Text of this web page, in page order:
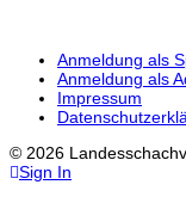
Anmeldung als
Anmeldung als
Impressum
© 2026
Sign In